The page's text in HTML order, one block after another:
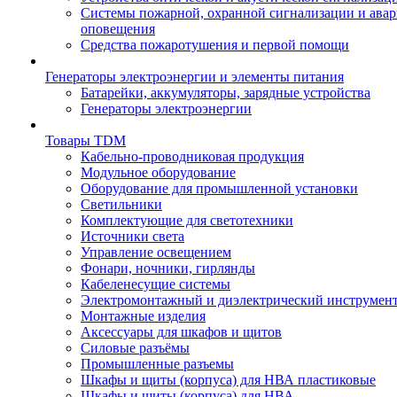
Системы пожарной, охранной сигнализации и
оповещения
Средства пожаротушения и первой помощи
Генераторы электроэнергии и элементы питания
Батарейки, аккумуляторы, зарядные устройства
Генераторы электроэнергии
Товары TDM
Кабельно-проводниковая продукция
Модульное оборудование
Оборудование для промышленной установки
Светильники
Комплектующие для светотехники
Источники света
Управление освещением
Фонари, ночники, гирлянды
Кабеленесущие системы
Электромонтажный и диэлектрический
Монтажные изделия
Аксессуары для шкафов и щитов
Силовые разъёмы
Промышленные разъемы
Шкафы и щиты (корпуса) для НВА пластиковые